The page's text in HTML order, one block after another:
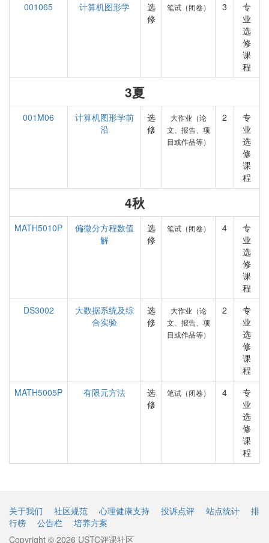
001065
计算机图形学
选
修
笔试（闭卷） 3
专
业
选
修
课
程
3夏
001M06
计算机图形学前
沿
选
修
大作业（论
文、报告、项
目或作品等）
2
专
业
选
修
课
程
4秋
MATH5010P
偏微分方程数值
解
选
修
笔试（闭卷） 4
专
业
选
修
课
程
DS3002
大数据系统及综
合实验
选
修
大作业（论
文、报告、项
目或作品等）
2
专
业
选
修
课
程
MATH5005P
有限元方法
选
修
笔试（闭卷） 4
专
业
选
修
课
程
关于我们 社区规范 心理健康支持 投诉点评 站点统计
排
行榜
公告栏
培养方案
Copyright © 2026 USTC评课社区